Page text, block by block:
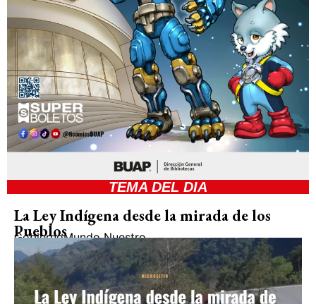
TEMA DEL DIA
La Ley Indígena desde la mirada de los
Pueblos
GobiernoMundo Nuestro